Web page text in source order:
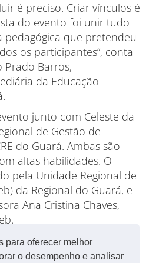
para oferecer melhor
o desempenho e analisar
é preciso. Criar vínculos é
do evento foi unir tudo
pedagógica que pretendeu
os participantes”, conta
Prado Barros,
da Educação
junto com Celeste da
de Gestão de
do Guará. Ambas são
altas habilidades. O
pela Unidade Regional de
da Regional do Guará, e
Ana Cristina Chaves,
O ÁLBUM